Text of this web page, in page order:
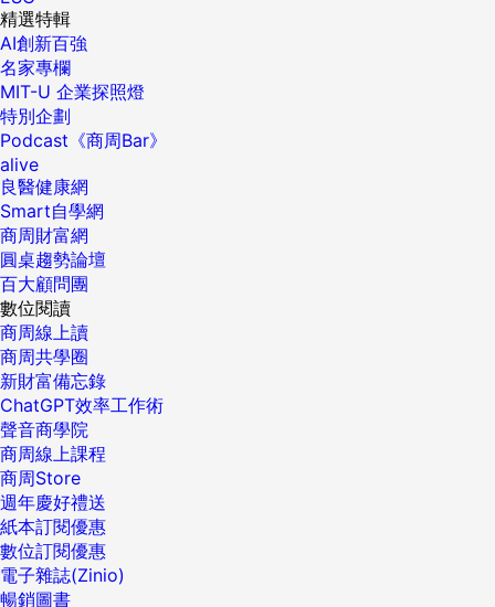
精選特輯
AI創新百強
名家專欄
MIT-U 企業探照燈
特別企劃
Podcast《商周Bar》
alive
良醫健康網
Smart自學網
商周財富網
圓桌趨勢論壇
百大顧問團
數位閱讀
商周線上讀
商周共學圈
新財富備忘錄
ChatGPT效率工作術
聲音商學院
商周線上課程
商周Store
週年慶好禮送
紙本訂閱優惠
數位訂閱優惠
電子雜誌(Zinio)
暢銷圖書